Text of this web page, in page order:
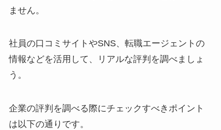
ません。
社員の口コミサイトやSNS、転職エージェントの
情報などを活用して、リアルな評判を調べましょ
う。
企業の評判を調べる際にチェックすべきポイント
は以下の通りです。